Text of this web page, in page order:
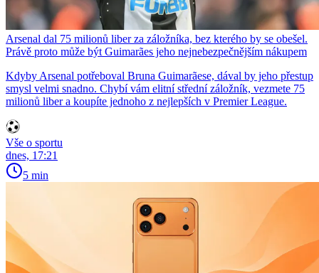
Arsenal dal 75 milionů liber za záložníka, bez kterého by se obešel.
Právě proto může být Guimarães jeho nejnebezpečnějším nákupem
Kdyby Arsenal potřeboval Bruna Guimarãese, dával by jeho přestup
smysl velmi snadno. Chybí vám elitní střední záložník, vezmete 75
milionů liber a koupíte jednoho z nejlepších v Premier League.
Vše o sportu
dnes, 17:21
5 min